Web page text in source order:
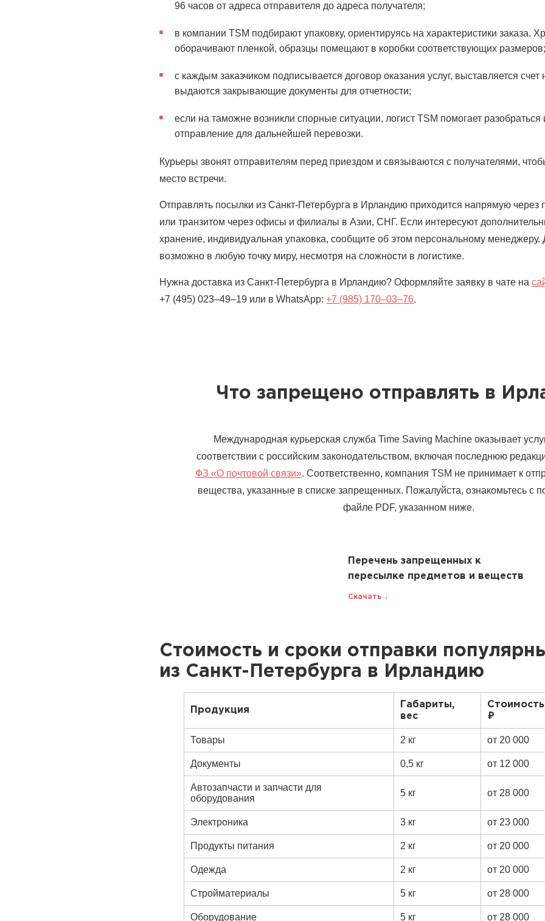
96 часов от адреса отправителя до адреса получателя;
в компании TSM подбирают упаковку, ориентируясь на характеристики заказа.
оборачивают пленкой, образцы помещают в коробки соответствующих размеров;
с каждым заказчиком подписывается договор оказания услуг, выставляется
выдаются закрывающие документы для отчетности;
если на таможне возникли спорные ситуации, логист TSM помогает разобраться
отправление для дальнейшей перевозки.
Курьеры звонят отправителям перед приездом и связываются с получателями,
место встречи.
Отправлять посылки из Санкт-Петербурга в Ирландию приходится напрямую через
или транзитом через офисы и филиалы в Азии, СНГ. Если интересуют
хранение, индивидуальная упаковка, сообщите об этом персональному менеджеру.
возможно в любую точку миру, несмотря на сложности в логистике.
Нужна доставка из Санкт-Петербурга в Ирландию? Оформляйте заявку в чате на
+7 (495) 023–49–19 или в WhatsApp: +7 (985) 170–03–76.
Что запрещено отправлять в
Международная курьерская служба Time Saving Machine оказывает
соответствии с российским законодательством, включая последнюю
ФЗ «О почтовой связи». Соответственно, компания TSM не принимает к
вещества, указанные в списке запрещенных. Пожалуйста, ознакомьтесь с
файле PDF, указанном ниже.
Перечень запрещенных к
пересылке предметов и веществ
Скачать
Стоимость и сроки отправки
из Санкт-Петербурга в Ирландию
Продукция
Габариты,
вес
₽
Товары 2 кг от 20 000
Документы 0,5 кг от 12 000
Автозапчасти и запчасти для
оборудования
5 кг от 28 000
Электроника 3 кг от 23 000
Продукты питания 2 кг от 20 000
Одежда 2 кг от 20 000
Стройматериалы 5 кг от 28 000
Оборудование 5 кг от 28 000